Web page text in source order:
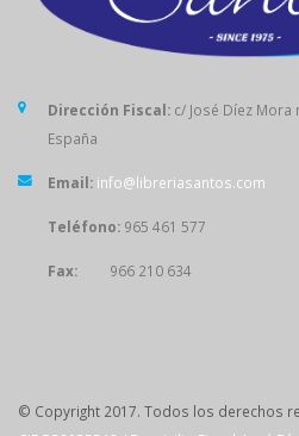
Dirección Fiscal: c/ José Díez Mora
España
Email: info@libreriasantos.com
Teléfono: 965 461 577
Fax: 966 210 634
© Copyright 2017. Todos los derechos